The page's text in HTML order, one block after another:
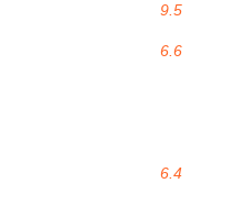
9.5
6.6
6.4